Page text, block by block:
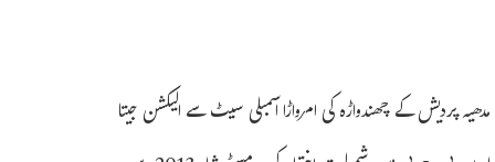
لگاتار تین بار ایم ایل اے، نے کانگریس کے ٹکٹ پر 2023 میں مدھیہ پردیش کے چھندواڑہ کی امرواڑا اسمبلی سیٹ سے الیکشن جیتا